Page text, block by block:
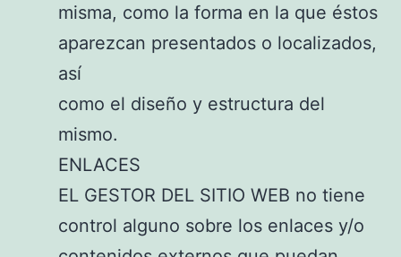
misma, como la forma en la que éstos
aparezcan presentados o localizados,
así
como el diseño y estructura del
mismo.
ENLACES
EL GESTOR DEL SITIO WEB no tiene
control alguno sobre los enlaces y/o